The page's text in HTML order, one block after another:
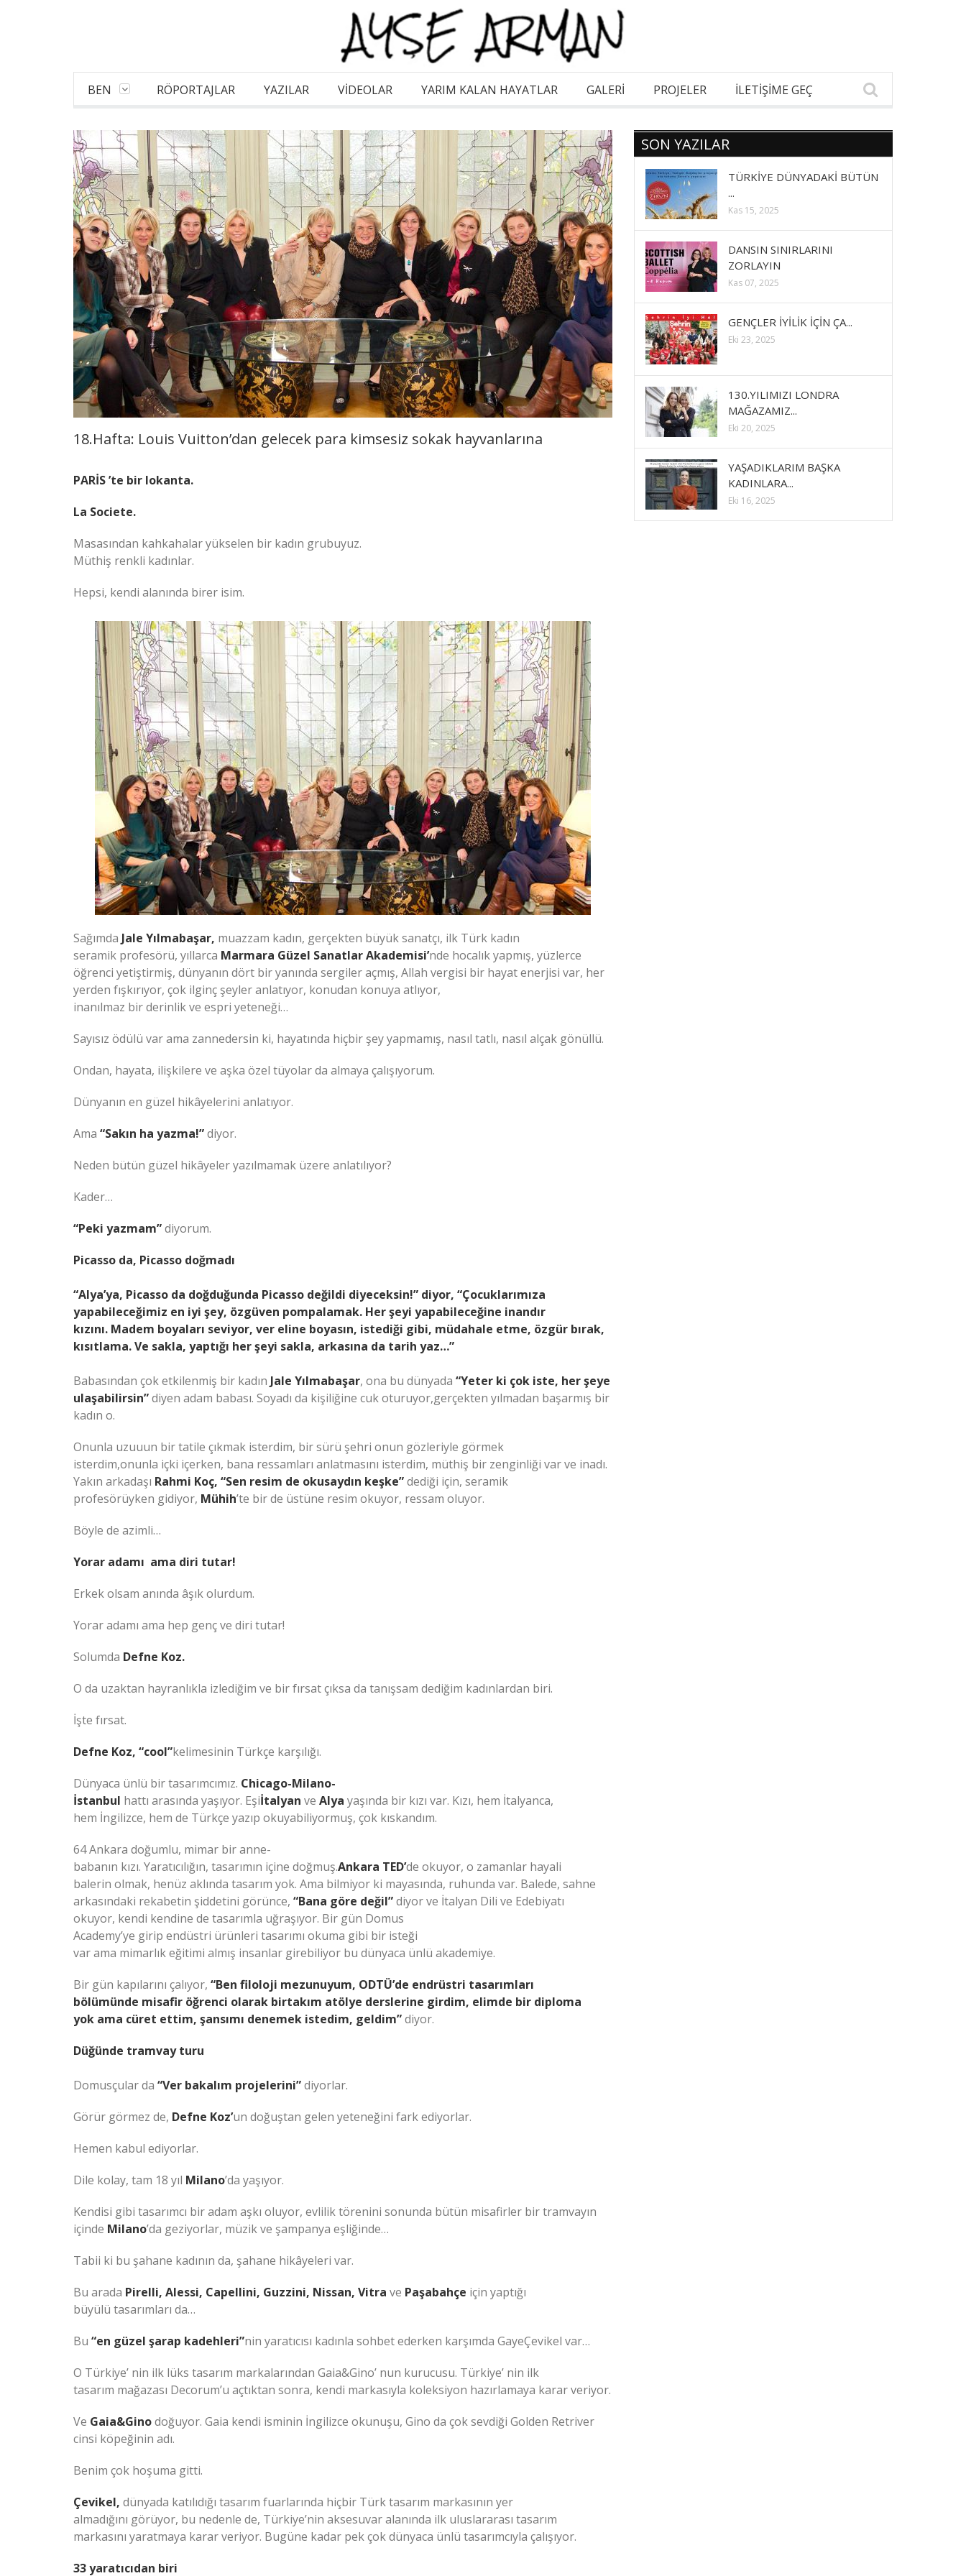
BEN RÖPORTAJLAR YAZILAR VİDEOLAR YARIM KALAN HAYATLAR GALERI PROJELER İLETİŞİME GEÇ
18.Hafta: Louis Vuitton’dan gelecek para kimsesiz sokak hayvanlarına
PARİS ’te bir lokanta.
La Societe.
Masasından kahkahalar yükselen bir kadın grubuyuz.
Müthiş renkli kadınlar.
Hepsi, kendi alanında birer isim.
Sağımda Jale Yılmabaşar, muazzam kadın, gerçekten büyük sanatçı, ilk Türk kadın
seramik profesörü, yıllarca Marmara Güzel Sanatlar Akademisi’nde hocalık yapmış, yüzlerce
öğrenci yetiştirmiş, dünyanın dört bir yanında sergiler açmış, Allah vergisi bir hayat enerjisi var, her
yerden fışkırıyor, çok ilginç şeyler anlatıyor, konudan konuya atlıyor,
inanılmaz bir derinlik ve espri yeteneği…
Sayısız ödülü var ama zannedersin ki, hayatında hiçbir şey yapmamış, nasıl tatlı, nasıl alçak gönüllü.
Ondan, hayata, ilişkilere ve aşka özel tüyolar da almaya çalışıyorum.
Dünyanın en güzel hikâyelerini anlatıyor.
Ama “Sakın ha yazma!”diyor.
Neden bütün güzel hikâyeler yazılmamak üzere anlatılıyor?
Kader…
“Peki yazmam”diyorum.
Picasso da, Picasso doğmadı
“Alya’ya, Picasso da doğduğunda Picasso değildi diyeceksin!” diyor, “Çocuklarımıza
yapabileceğimiz en iyi şey, özgüven pompalamak. Her şeyi yapabileceğine inandır
kızını. Madem boyaları seviyor, ver eline boyasın, istediği gibi, müdahale etme, özgür bırak,
kısıtlama. Ve sakla, yaptığı her şeyi sakla, arkasına da tarih yaz…”
Babasından çok etkilenmiş bir kadın Jale Yılmabaşar, ona bu dünyada “Yeter ki çok iste, her şeye
ulaşabilirsin”diyen adam babası. Soyadı da kişiliğine cuk oturuyor,gerçekten yılmadan başarmış bir
kadın o.
Onunla uzuuun bir tatile çıkmak isterdim, bir sürü şehri onun gözleriyle görmek
isterdim,onunla içki içerken, bana ressamları anlatmasını isterdim, müthiş bir zenginliği var ve inadı.
Yakın arkadaşı Rahmi Koç, “Sen resim de okusaydın keşke”dediği için, seramik
profesörüyken gidiyor, Mühih’te bir de üstüne resim okuyor, ressam oluyor.
Böyle de azimli…
Yorar adamı ama diri tutar!
Erkek olsam anında âşık olurdum.
Yorar adamı ama hep genç ve diri tutar!
Solumda Defne Koz.
O da uzaktan hayranlıkla izlediğim ve bir fırsat çıksa da tanışsam dediğim kadınlardan biri.
İşte fırsat.
Defne Koz, “cool”kelimesinin Türkçe karşılığı.
Dünyaca ünlü bir tasarımcımız. Chicago-Milano-
İstanbul hattı arasında yaşıyor. Eşiİtalyan ve Alya yaşında bir kızı var. Kızı, hem İtalyanca,
hem İngilizce, hem de Türkçe yazıp okuyabiliyormuş, çok kıskandım.
64 Ankara doğumlu, mimar bir anne-
babanın kızı. Yaratıcılığın, tasarımın içine doğmuş.Ankara TED’de okuyor, o zamanlar hayali
balerin olmak, henüz aklında tasarım yok. Ama bilmiyor ki mayasında, ruhunda var. Balede, sahne
arkasındaki rekabetin şiddetini görünce, “Bana göre değil”diyor ve İtalyan Dili ve Edebiyatı
okuyor, kendi kendine de tasarımla uğraşıyor. Bir gün Domus
Academy’ye girip endüstri ürünleri tasarımı okuma gibi bir isteği
var ama mimarlık eğitimi almış insanlar girebiliyor bu dünyaca ünlü akademiye.
Bir gün kapılarını çalıyor, “Ben filoloji mezunuyum, ODTÜ’de endrüstri tasarımları
bölümünde misafir öğrenci olarak birtakım atölye derslerine girdim, elimde bir diploma
yok ama cüret ettim, şansımı denemek istedim, geldim”diyor.
Düğünde tramvay turu
Domusçular da “Ver bakalım projelerini”diyorlar.
Görür görmez de, Defne Koz’un doğuştan gelen yeteneğini fark ediyorlar.
Hemen kabul ediyorlar.
Dile kolay, tam 18 yıl Milano’da yaşıyor.
Kendisi gibi tasarımcı bir adam aşkı oluyor, evlilik törenini sonunda bütün misafirler bir tramvayın
içinde Milano’da geziyorlar, müzik ve şampanya eşliğinde…
Tabii ki bu şahane kadının da, şahane hikâyeleri var.
Bu arada Pirelli, Alessi, Capellini, Guzzini, Nissan, Vitra ve Paşabahçe için yaptığı
büyülü tasarımları da…
Bu “en güzel şarap kadehleri”nin yaratıcısı kadınla sohbet ederken karşımda GayeÇevikel var…
O Türkiye’ nin ilk lüks tasarım markalarından Gaia&Gino’ nun kurucusu. Türkiye’ nin ilk
tasarım mağazası Decorum’u açtıktan sonra, kendi markasıyla koleksiyon hazırlamaya karar veriyor.
Ve Gaia&Ginodoğuyor. Gaia kendi isminin İngilizce okunuşu, Gino da çok sevdiği Golden Retriver
cinsi köpeğinin adı.
Benim çok hoşuma gitti.
Çevikel, dünyada katılıdığı tasarım fuarlarında hiçbir Türk tasarım markasının yer
almadığını görüyor, bu nedenle de, Türkiye’nin aksesuvar alanında ilk uluslararası tasarım
markasını yaratmaya karar veriyor. Bugüne kadar pek çok dünyaca ünlü tasarımcıyla çalışıyor.
33 yaratıcıdan biri
SON YAZILAR
TÜRKİYE DÜNYADAKİ BÜTÜN
...
Kas 15, 2025
DANSIN SINIRLARINI
ZORLAYIN
Kas 07, 2025
GENÇLER İYİLİK İÇİN ÇA...
Eki 23, 2025
130.YILIMIZI LONDRA
MAĞAZAMIZ...
Eki 20, 2025
YAŞADIKLARIM BAŞKA
KADINLARA...
Eki 16, 2025